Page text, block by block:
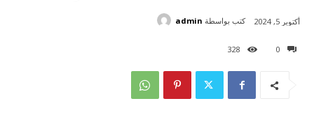
0
328
أكتوبر 5, 2024 كتب بواسطة admin